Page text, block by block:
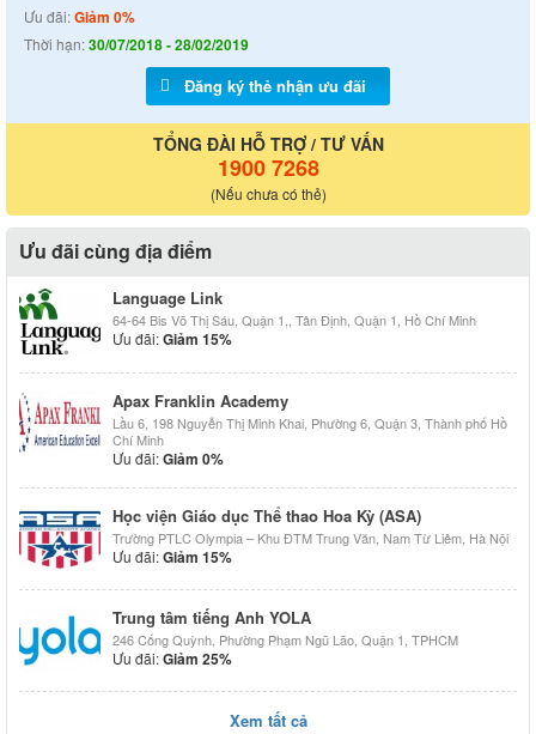
Ưu đãi:Giảm 0%
Thời hạn:30/07/2018 - 28/02/2019
Đăng ký thẻ nhận ưu đãi
TỔNG ĐÀI HỖ TRỢ / TƯ VẤN
1900 7268
(Nếu chưa có thẻ)
Ưu đãi cùng địa điểm
Language Link
64-64 Bis Võ Thị Sáu, Quận 1,, Tân Định, Quận 1, Hồ Chí Minh
Ưu đãi:Giảm 15%
Apax Franklin Academy
Lầu 6, 198 Nguyễn Thị Minh Khai, Phường 6, Quận 3, Thành phố Hồ
Chí Minh
Ưu đãi:Giảm 0%
Học viện Giáo dục Thể thao Hoa Kỳ (ASA)
Trường PTLC Olympia – Khu ĐTM Trung Văn, Nam Từ Liêm, Hà Nội
Ưu đãi:Giảm 15%
Trung tâm tiếng Anh YOLA
246 Cống Quỳnh, Phường Phạm Ngũ Lão, Quận 1, TPHCM
Ưu đãi:Giảm 25%
Xem tất cả